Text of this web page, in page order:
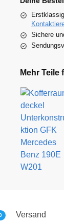
Sichere
Mehr Teile
Versand